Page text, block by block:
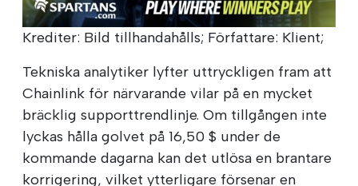
Krediter: Bild tillhandahålls; Författare: Klient;
Tekniska analytiker lyfter uttryckligen fram att
Chainlink för närvarande vilar på en mycket
bräcklig supporttrendlinje. Om tillgången inte
lyckas hålla golvet på 16,50 $ under de
kommande dagarna kan det utlösa en brantare
korrigering, vilket ytterligare försenar en